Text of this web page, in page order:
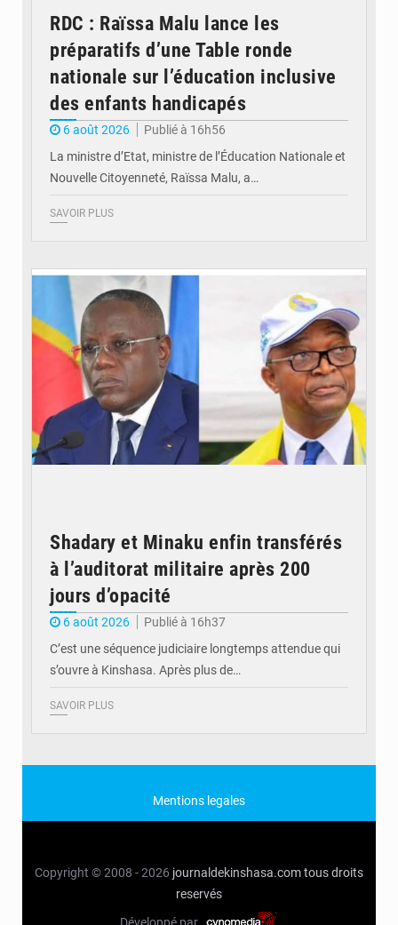
RDC : Raïssa Malu lance les
préparatifs d’une Table ronde
nationale sur l’éducation inclusive
des enfants handicapés
6 août 2026
Publié à 16h56
La ministre d’Etat, ministre de l’Éducation Nationale et
Nouvelle Citoyenneté, Raïssa Malu, a…
SAVOIR PLUS
Shadary et Minaku enfin transférés
à l’auditorat militaire après 200
jours d’opacité
6 août 2026
Publié à 16h37
C’est une séquence judiciaire longtemps attendue qui
s’ouvre à Kinshasa. Après plus de…
SAVOIR PLUS
Mentions legales
Copyright © 2008 - 2026 journaldekinshasa.comtous droits
reservés